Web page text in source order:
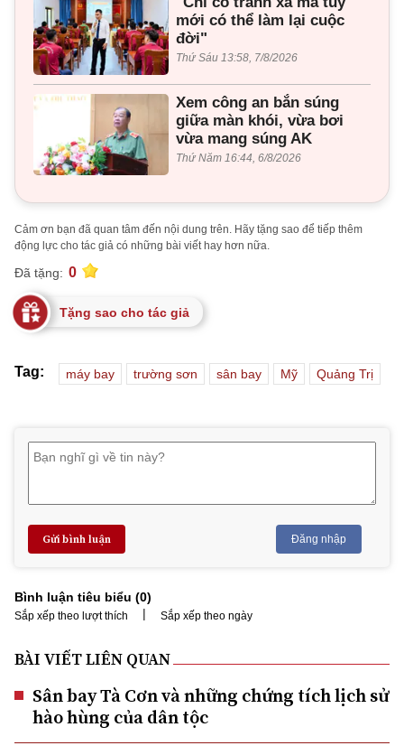
mới có thể làm lại cuộc
đời"
Thứ Sáu 13:58, 7/8/2026
Xem công an bắn súng
giữa màn khói, vừa bơi
vừa mang súng AK
Thứ Năm 16:44, 6/8/2026
Cảm ơn bạn đã quan tâm đến nội dung trên. Hãy tặng sao để tiếp thêm
động lực cho tác giả có những bài viết hay hơn nữa.
Đã tặng: 0
Tặng sao cho tác giả
Tag: máy bay trường sơn sân bay Mỹ Quảng Trị
Gửi bình luận Đăng nhập
Bình luận tiêu biểu (0)
Sắp xếp theo lượt thích | Sắp xếp theo ngày
BÀI VIẾT LIÊN QUAN
Sân bay Tà Cơn và những chứng tích lịch sử
hào hùng của dân tộc